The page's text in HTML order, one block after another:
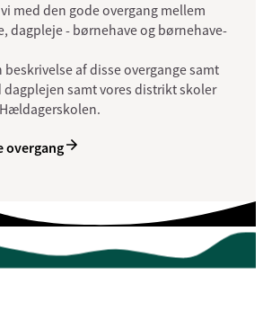
med den gode overgang mellem
dagpleje - børnehave og børnehave-
af disse overgange samt
samt vores distrikt skoler
overgang